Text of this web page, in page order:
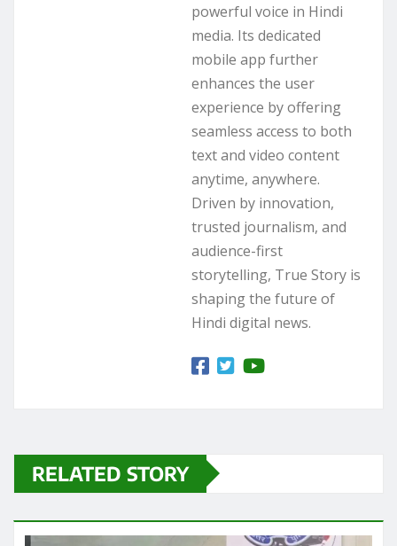
powerful voice in Hindi
media. Its dedicated
mobile app further
enhances the user
experience by offering
seamless access to both
text and video content
anytime, anywhere.
Driven by innovation,
trusted journalism, and
audience-first
storytelling, True Story is
shaping the future of
Hindi digital news.
RELATED STORY